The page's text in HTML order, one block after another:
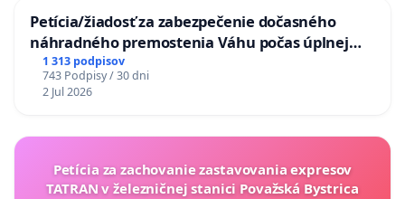
Petícia/žiadosť za zabezpečenie dočasného
náhradného premostenia Váhu počas úplnej
uzávery Vážskeho mosta v Komárne
1 313 podpisov
743 Podpisy / 30 dni
2 Jul 2026
Petícia za zachovanie zastavovania expresov
TATRAN v železničnej stanici Považská Bystrica